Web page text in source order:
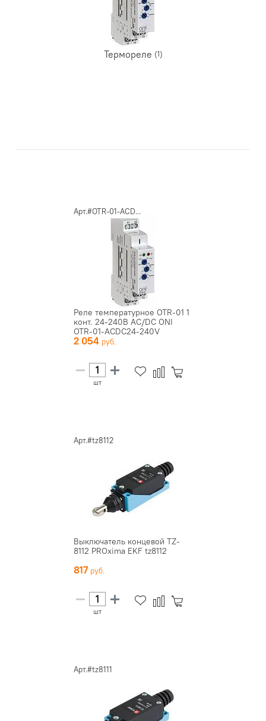
Термореле (1)
Арт.#OTR-01-ACD...
Реле температурное OTR-01 1
конт. 24-240В AC/DC ONI
OTR-01-ACDC24-240V
2 054
шт
Арт.#tz8112
Выключатель концевой TZ-
8112 PROxima EKF tz8112
817
шт
Арт.#tz8111